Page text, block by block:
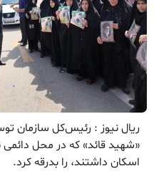
ریال نیوز : رئیس‌کل سازمان
«شهید قائد» که در محل دائمی
اسکان داشتند، را بدرقه کرد.